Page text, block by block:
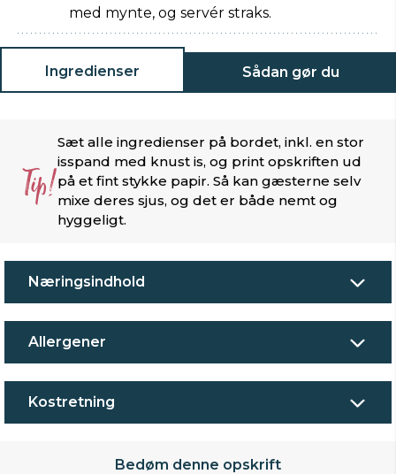
med mynte, og servér straks.
Ingredienser Sådan gør du
Tip!
Sæt alle ingredienser på bordet, inkl. en stor
isspand med knust is, og print opskriften ud
på et fint stykke papir. Så kan gæsterne selv
mixe deres sjus, og det er både nemt og
hyggeligt.
Næringsindhold
Allergener
Kostretning
Bedøm denne opskrift